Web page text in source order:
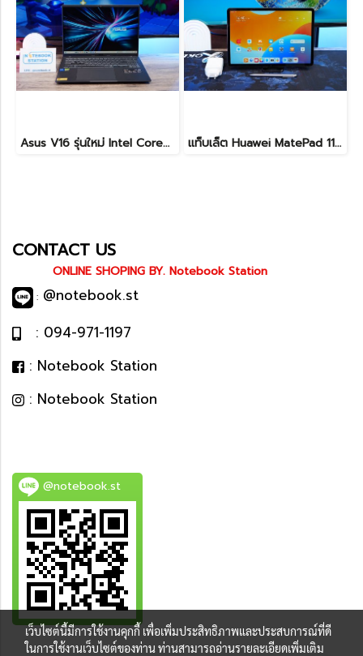
Asus V16 รุ่นใหม่ Intel Core5-210H RTX-4050(6GB) Ram16 512GB M.2 จอ16นิ้ว WUXGA 144Hz จอสวย สเปคสูง ดีไซน์ตัวเครื่องเรียบสวยดูทันสมัย พร้แมประกันศูนย์ยาวๆถึงปี2028 ขายในราคาสุดตุ้มเพียง 25,990.-เท่านั้น แท็บเล็ต Huawei MatePad 11.5 Wi-Fi (6+128) Midnight Grey มีปากกามาให้ พร้อมใช้งาน ราคาเพียง 6,490.-
CONTACT US
ONLINE SHOPING BY. Notebook Station
: @notebook.st
: 094-971-1197
: Notebook Station
: Notebook Station
@notebook.st
BEST DEAL
เว็บไซต์นี้มีการใช้งานคุกกี้ เพื่อเพิ่มประสิทธิภาพและประสบการณ์ที่ดี
ในการใช้งานเว็บไซต์ของท่าน ท่านสามารถอ่านรายละเอียดเพิ่มเติม